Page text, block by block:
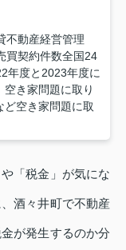
不動産経営管理
買契約件数全国24
年度と2023年度に
き家問題に取り
空き家問題に取
「税金」が気にな
酒々井町で不動産
が発生するのか分